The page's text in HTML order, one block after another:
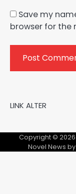
Save my
browser for the
LINK ALTER
Copyright © 2026
Novel News by